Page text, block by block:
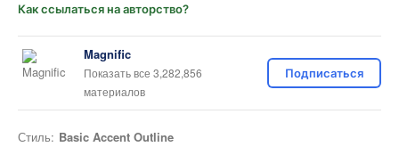
Как ссылаться на авторство?
Magnific
Показать все 3,282,856
материалов
Подписаться
Стиль: Basic Accent Outline